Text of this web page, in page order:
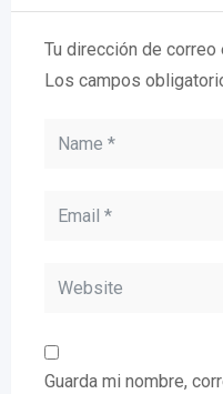
Tu dirección de
Los campos
Guarda mi nombre,